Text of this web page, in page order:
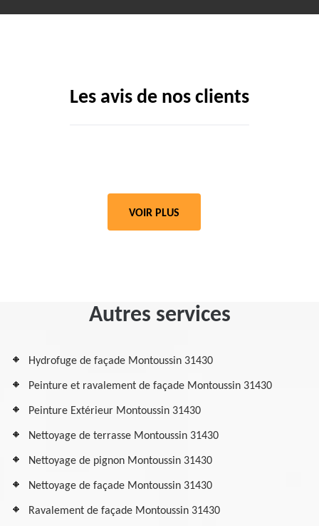
Les avis de nos clients
VOIR PLUS
Autres services
Hydrofuge de façade Montoussin 31430
Peinture et ravalement de façade Montoussin 31430
Peinture Extérieur Montoussin 31430
Nettoyage de terrasse Montoussin 31430
Nettoyage de pignon Montoussin 31430
Nettoyage de façade Montoussin 31430
Ravalement de façade Montoussin 31430